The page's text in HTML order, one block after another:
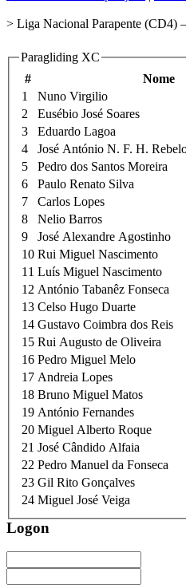
> Liga Nacional Parapente (CD4)
Paragliding XC
#
Nome
1
Nuno Virgilio
2
Eusébio José Soares
3
Eduardo Lagoa
4
José António N. F. H.
5
Pedro dos Santos Moreira
6
Paulo Renato Silva
7
Carlos Lopes
8
Nelio Barros
9
José Alexandre Agostinho
10 Rui Miguel Nascimento
11 Luís Miguel Nascimento
12 António Tabanêz Fonseca
13 Celso Hugo Duarte
14 Gustavo Coimbra dos Reis
15 Rui Augusto de Oliveira
16 Pedro Miguel Melo
17 Andreia Lopes
18 Bruno Miguel Matos
19 António Fernandes
20 Miguel Alberto Roque
21 José Cândido Alfaia
22
Pedro Manuel da Fonseca
23 Gil Rito Gonçalves
24 Miguel José Veiga
Logon